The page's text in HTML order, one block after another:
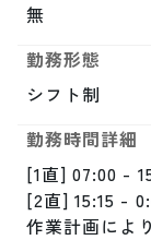
無
勤務形態
シフト制
勤務時間詳細
[1直] 07:00 -
[2直] 15:15 -
作業計画によ